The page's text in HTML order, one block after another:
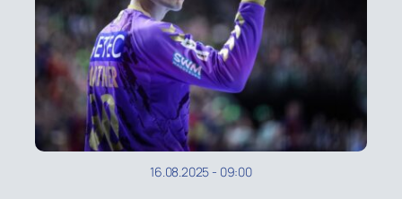
16.08.2025 - 09:00